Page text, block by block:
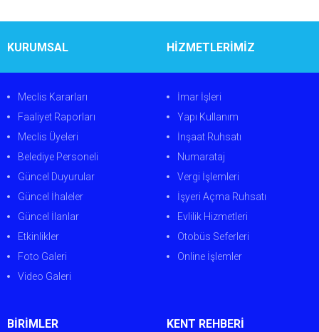
KURUMSAL
Meclis Kararları
Faaliyet Raporları
Meclis Üyeleri
Belediye Personeli
Güncel Duyurular
Güncel İhaleler
Güncel İlanlar
Etkinlikler
Foto Galeri
Video Galeri
HİZMETLERİMİZ
İmar İşleri
Yapı Kullanım
İnşaat Ruhsatı
Numarataj
Vergi İşlemleri
İşyeri Açma Ruhsatı
Evlilik Hizmetleri
Otobüs Seferleri
Online İşlemler
BİRİMLER KENT REHBERİ